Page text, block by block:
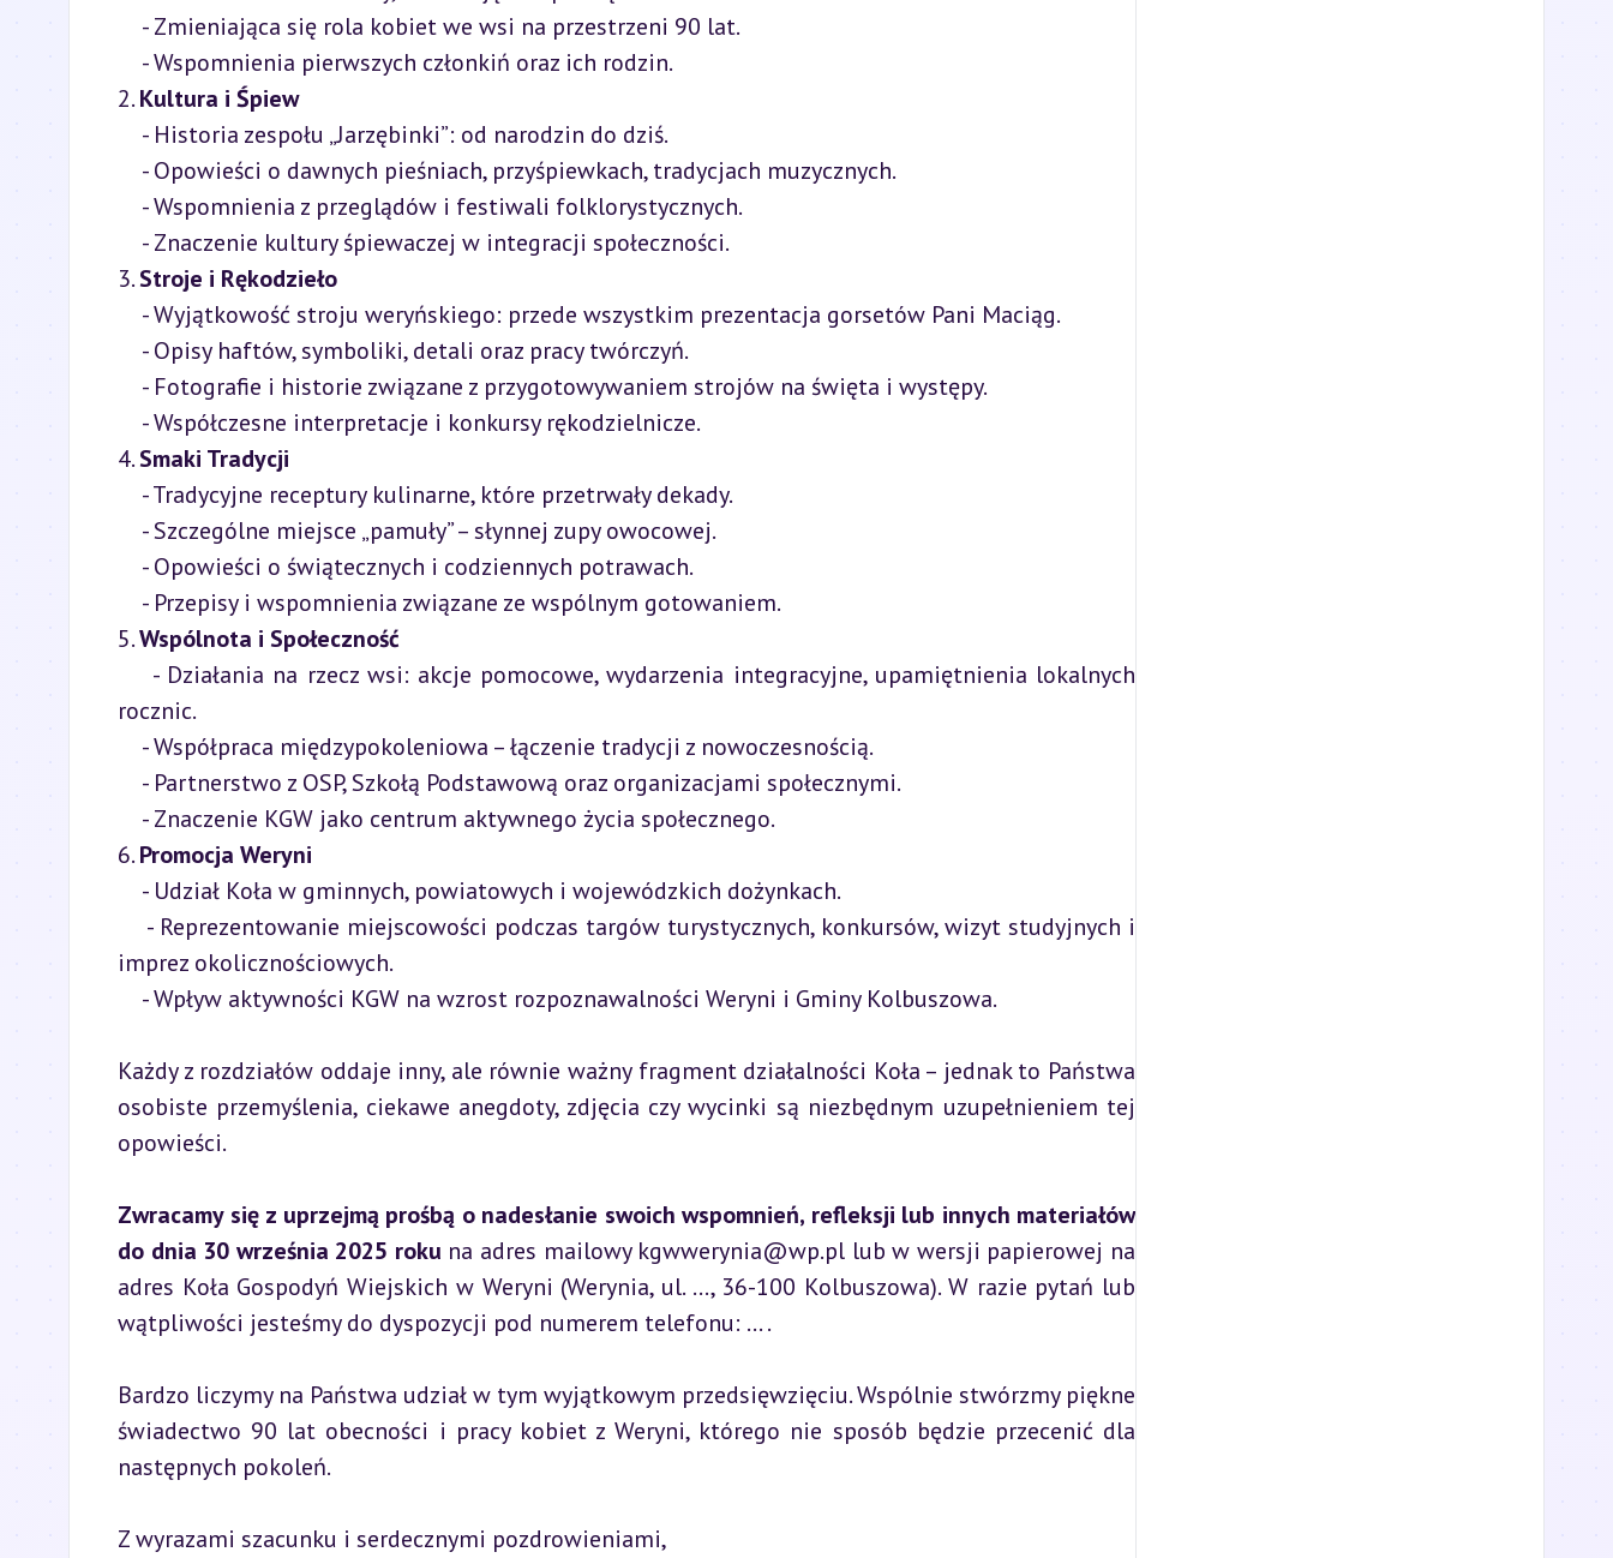
2. Kultura i Śpiew
3. Stroje i Rękodzieło
4. Smaki Tradycji
5. Wspólnota i Społeczność
rocznic.
6. Promocja Weryni
imprez okolicznościowych.
    - Wpływ aktywności KGW na wzrost rozpoznawalności Weryni i Gminy Kolbuszowa.
Każdy z rozdziałów oddaje inny, ale równie ważny fragment działalności Koła – jednak to Państwa
osobiste przemyślenia, ciekawe anegdoty, zdjęcia czy wycinki są niezbędnym uzupełnieniem tej
opowieści.
Zwracamy się z uprzejmą prośbą o nadesłanie swoich wspomnień, refleksji lub innych materiałów
do dnia 30 września 2025 roku na adres mailowy kgwwerynia@wp.pl lub w wersji papierowej na
adres Koła Gospodyń Wiejskich w Weryni (Werynia, ul. ..., 36-100 Kolbuszowa). W razie pytań lub
wątpliwości jesteśmy do dyspozycji pod numerem telefonu: ... .
Bardzo liczymy na Państwa udział w tym wyjątkowym przedsięwzięciu. Wspólnie stwórzmy piękne
świadectwo 90 lat obecności i pracy kobiet z Weryni, którego nie sposób będzie przecenić dla
następnych pokoleń.
Z wyrazami szacunku i serdecznymi pozdrowieniami,